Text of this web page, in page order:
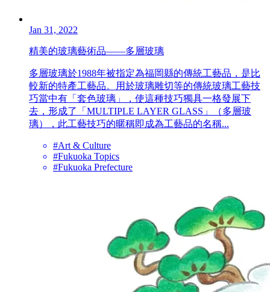
Jan 31, 2022
精美的玻璃藝術品――多層玻璃
多層玻璃於1988年被指定為福岡縣的傳統工藝品，是比
較新的特產工藝品。用於玻璃雕切等的傳統玻璃工藝技
巧當中有「套色玻璃」，使這種技巧獨具一格發展下
去，形成了「MULTIPLE LAYER GLASS」（多層玻
璃），此工藝技巧的暱稱即成為工藝品的名稱...
#Art & Culture
#Fukuoka Topics
#Fukuoka Prefecture